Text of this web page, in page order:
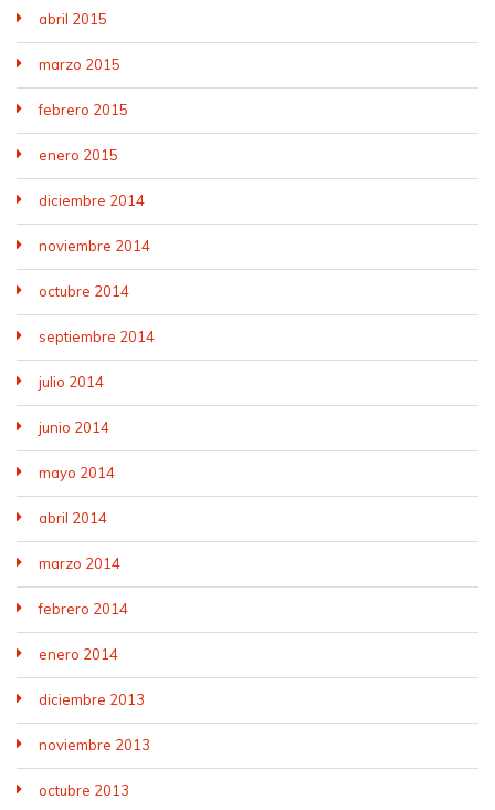
abril 2015
marzo 2015
febrero 2015
enero 2015
diciembre 2014
noviembre 2014
octubre 2014
septiembre 2014
julio 2014
junio 2014
mayo 2014
abril 2014
marzo 2014
febrero 2014
enero 2014
diciembre 2013
noviembre 2013
octubre 2013